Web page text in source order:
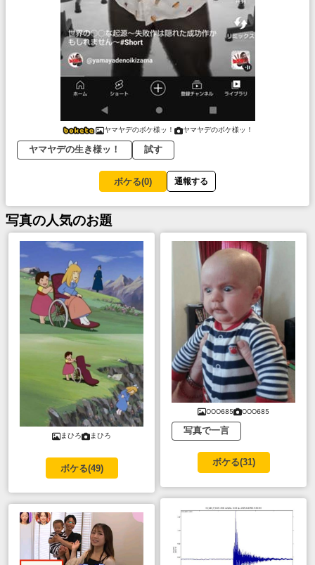
ヤマヤデのボケ様ッ！ ヤマヤデのボケ様ッ！
ヤマヤデの生き様ッ！ 試す
ボケる(0) 通報する
写真の人気のお題
まひろ まひろ
ボケる(49)
OOO685 OOO685
写真で一言
ボケる(31)